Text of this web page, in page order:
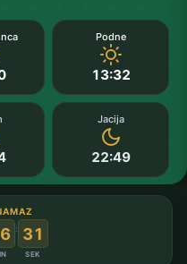
Podne
13:32
Jacija
22:49
: 30
SEK